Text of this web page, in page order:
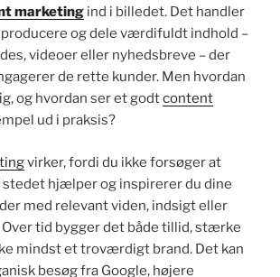
marketing ind i billedet. Det handler
og dele værdifuldt indhold –
videoer eller nyhedsbreve – der
de rette kunder. Men hvordan
og hvordan ser et godtcontent
ud i praksis?
virker, fordi du ikke forsøger at
hjælper og inspirerer du dine
med relevant viden, indsigt eller
tid bygger det både tillid, stærke
mindst et troværdigt brand. Det kan
besøg fra Google, højere